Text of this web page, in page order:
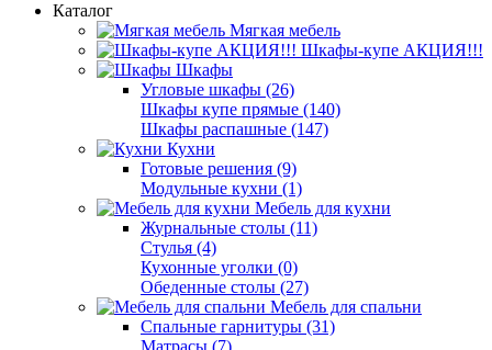
Каталог
Мягкая мебель
Шкафы-купе АКЦИЯ!!!
Шкафы
Угловые шкафы (26)
Шкафы купе прямые (140)
Шкафы распашные (147)
Кухни
Готовые решения (9)
Модульные кухни (1)
Мебель для кухни
Журнальные столы (11)
Стулья (4)
Кухонные уголки (0)
Обеденные столы (27)
Мебель для спальни
Спальные гарнитуры (31)
Матрасы (7)